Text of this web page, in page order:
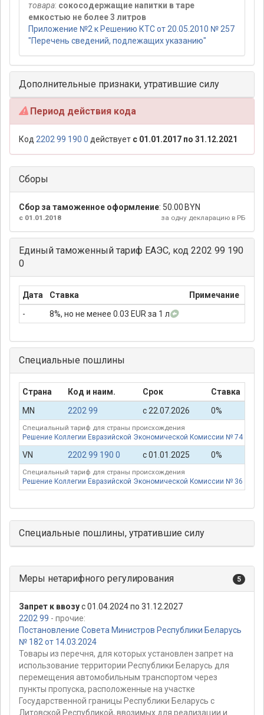
товара: сокосодержащие напитки в таре
емкостью не более 3 литров
Приложение №2 к Решению КТС от 20.05.2010 № 257
"Перечень сведений, подлежащих указанию"
Дополнительные признаки, утратившие силу
Период действия кода
Код 2202 99 190 0 действует с 01.01.2017 по 31.12.2021
Сборы
Сбор за таможенное оформление: 50.00 BYN
за одну декларацию в РБ
с 01.01.2018
Единый таможенный тариф ЕАЭС, код 2202 99 190
0
Дата Ставка
Примечание
-
8%, но не менее 0.03 EUR за 1 л
Специальные пошлины
Страна Код и наим. Срок Ставка
MN
2202 99 с 22.07.2026 0%
Специальный тариф для страны происхождения
Решение Коллегии Евразийской Экономической Комиссии № 74 от
VN 2202 99 190 0 с 01.01.2025 0%
Специальный тариф для страны происхождения
Решение Коллегии Евразийской Экономической Комиссии № 36 от
Специальные пошлины, утратившие силу
Меры нетарифного регулирования 5
Запрет к ввозус 01.04.2024 по 31.12.2027
2202 99 - прочие:
Постановление Совета Министров Республики Беларусь
№ 182 от 14.03.2024
Товары из перечня, для которых установлен запрет на
использование территории Республики Беларусь для
перемещения автомобильным транспортом через
пункты пропуска, расположенные на участке
Государственной границы Республики Беларусь с
Литовской Республикой, ввозимых для реализации и